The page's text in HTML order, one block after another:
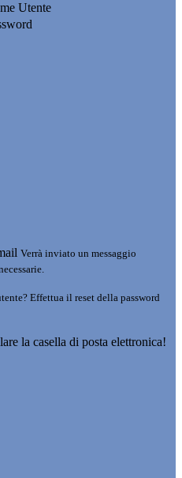
Utente
Verrà inviato un messaggio
Effettua il reset della password
la casella di posta elettronica!